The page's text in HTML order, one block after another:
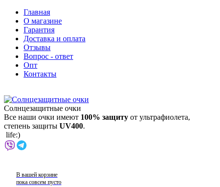
Главная
О магазине
Гарантия
Доставка и оплата
Отзывы
Вопрос - ответ
Опт
Контакты
Солнцезащитные очки
Все наши очки имеют 100% защиту от ультрафиолета,
степень защиты UV400.
life:)
В вашей корзине
пока совсем пусто